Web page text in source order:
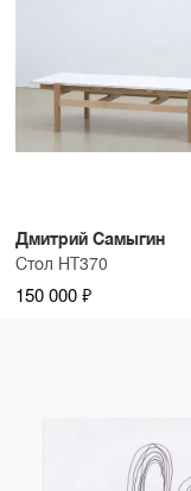
Дмитрий Самыгин
Стол НТ370
150 000 ₽